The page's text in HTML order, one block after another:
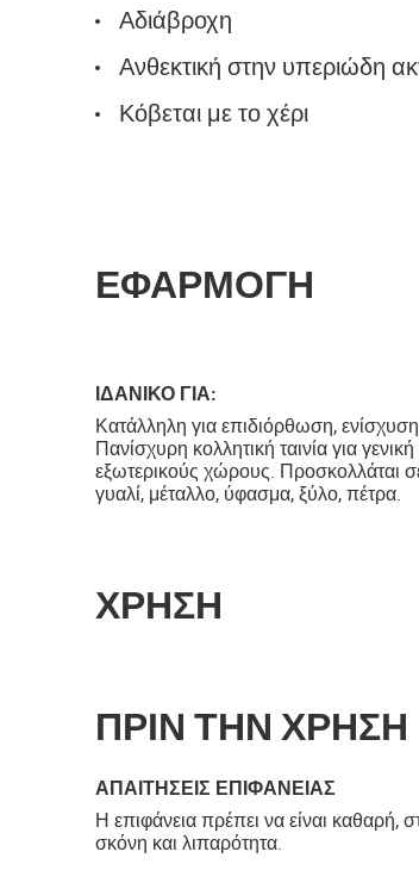
Αδιάβροχη
Ανθεκτική στην υπεριώδη
Κόβεται με το χέρι
ΕΦΑΡΜΟΓΗ
ΙΔΑΝΙΚΟ ΓΙΑ:
Κατάλληλη για επιδιόρθωση,
Πανίσχυρη κολλητική ταινία για
εξωτερικούς χώρους. Προσκολλάται
γυαλί, μέταλλο, ύφασμα, ξύλο, πέτρα.
ΧΡΗΣΗ
ΠΡΙΝ ΤΗΝ ΧΡΗΣΗ
ΑΠΑΙΤΉΣΕΙΣ ΕΠΙΦΆΝΕΙΑΣ
Η επιφάνεια πρέπει να είναι καθαρή,
σκόνη και λιπαρότητα.